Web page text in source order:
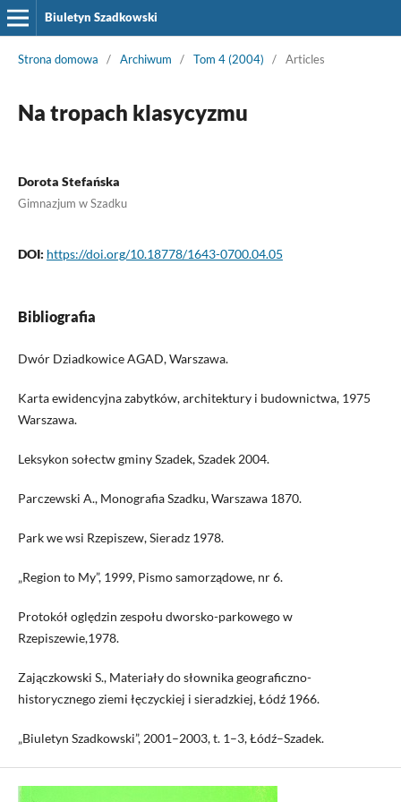
Biuletyn Szadkowski
Strona domowa / Archiwum / Tom 4 (2004) / Articles
Na tropach klasycyzmu
Dorota Stefańska
Gimnazjum w Szadku
DOI: https://doi.org/10.18778/1643-0700.04.05
Bibliografia
Dwór Dziadkowice AGAD, Warszawa.
Karta ewidencyjna zabytków, architektury i budownictwa, 1975
Warszawa.
Leksykon sołectw gminy Szadek, Szadek 2004.
Parczewski A., Monografia Szadku, Warszawa 1870.
Park we wsi Rzepiszew, Sieradz 1978.
„Region to My”, 1999, Pismo samorządowe, nr 6.
Protokół oględzin zespołu dworsko-parkowego w
Rzepiszewie,1978.
Zajączkowski S., Materiały do słownika geograficzno-
historycznego ziemi łęczyckiej i sieradzkiej, Łódź 1966.
„Biuletyn Szadkowski”, 2001–2003, t. 1–3, Łódź–Szadek.